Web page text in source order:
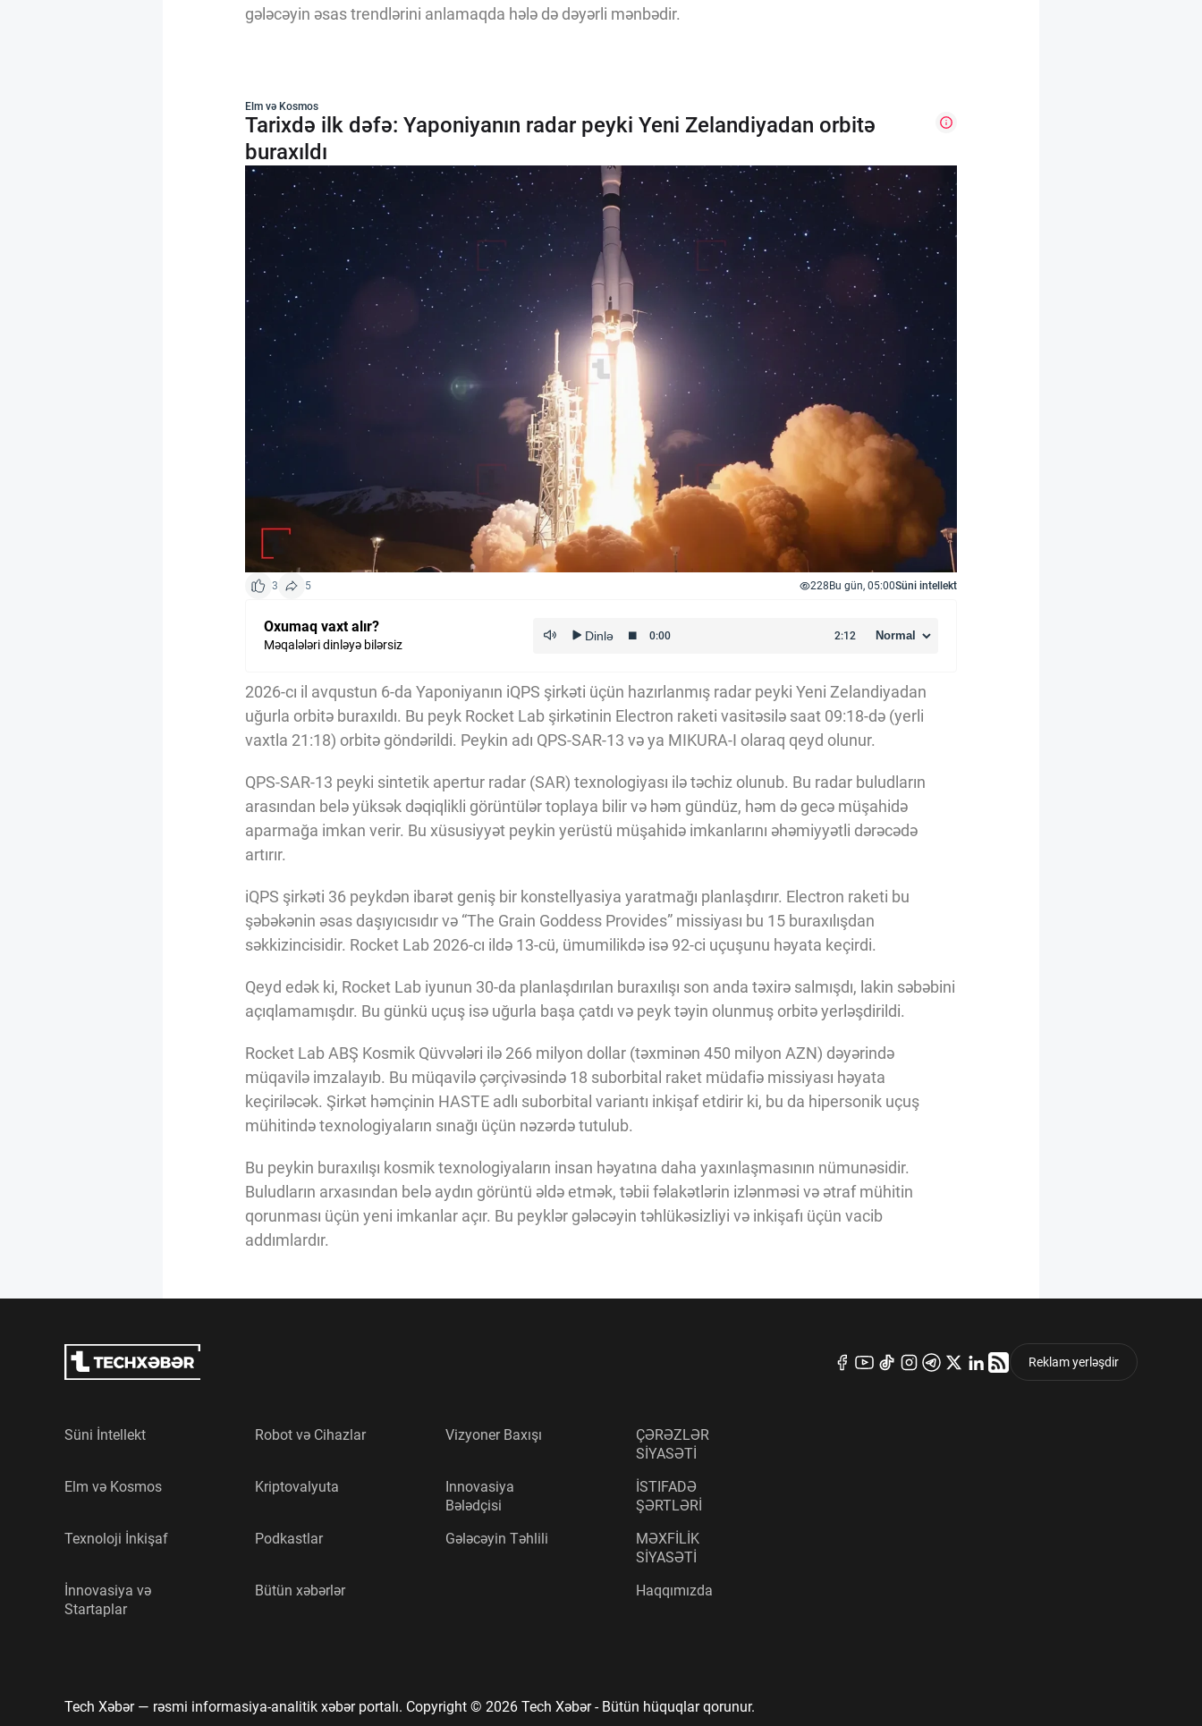
gələcəyin əsas trendlərini anlamaqda hələ də dəyərli mənbədir.
Elm və Kosmos
Tarixdə ilk dəfə: Yaponiyanın radar peyki Yeni Zelandiyadan orbitə
buraxıldı
3 5 228Bu gün, 05:00Süni intellekt
Oxumaq vaxt alır?
Məqalələri dinləyə bilərsiz
2026-cı il avqustun 6-da Yaponiyanın iQPS şirkəti üçün hazırlanmış radar peyki Yeni Zelandiyadan
uğurla orbitə buraxıldı. Bu peyk Rocket Lab şirkətinin Electron raketi vasitəsilə saat 09:18-də (yerli
vaxtla 21:18) orbitə göndərildi. Peykin adı QPS-SAR-13 və ya MIKURA-I olaraq qeyd olunur.
QPS-SAR-13 peyki sintetik apertur radar (SAR) texnologiyası ilə təchiz olunub. Bu radar buludların
arasından belə yüksək dəqiqlikli görüntülər toplaya bilir və həm gündüz, həm də gecə müşahidə
aparmağa imkan verir. Bu xüsusiyyət peykin yerüstü müşahidə imkanlarını əhəmiyyətli dərəcədə
artırır.
iQPS şirkəti 36 peykdən ibarət geniş bir konstellyasiya yaratmağı planlaşdırır. Electron raketi bu
şəbəkənin əsas daşıyıcısıdır və “The Grain Goddess Provides” missiyası bu 15 buraxılışdan
səkkizincisidir. Rocket Lab 2026-cı ildə 13-cü, ümumilikdə isə 92-ci uçuşunu həyata keçirdi.
Qeyd edək ki, Rocket Lab iyunun 30-da planlaşdırılan buraxılışı son anda təxirə salmışdı, lakin səbəbini
açıqlamamışdır. Bu günkü uçuş isə uğurla başa çatdı və peyk təyin olunmuş orbitə yerləşdirildi.
Rocket Lab ABŞ Kosmik Qüvvələri ilə 266 milyon dollar (təxminən 450 milyon AZN) dəyərində
müqavilə imzalayıb. Bu müqavilə çərçivəsində 18 suborbital raket müdafiə missiyası həyata
keçiriləcək. Şirkət həmçinin HASTE adlı suborbital variantı inkişaf etdirir ki, bu da hipersonik uçuş
mühitində texnologiyaların sınağı üçün nəzərdə tutulub.
Bu peykin buraxılışı kosmik texnologiyaların insan həyatına daha yaxınlaşmasının nümunəsidir.
Buludların arxasından belə aydın görüntü əldə etmək, təbii fəlakətlərin izlənməsi və ətraf mühitin
qorunması üçün yeni imkanlar açır. Bu peyklər gələcəyin təhlükəsizliyi və inkişafı üçün vacib
addımlardır.
Reklam yerləşdir
Süni İntellekt
Elm və Kosmos
Texnoloji İnkişaf
İnnovasiya və
Startaplar
Robot və Cihazlar
Kriptovalyuta
Podkastlar
Bütün xəbərlər
Vizyoner Baxışı
Innovasiya
Bələdçisi
Gələcəyin Təhlili
ÇƏRƏZLƏR
SİYASƏTİ
İSTIFADƏ
ŞƏRTLƏRİ
MƏXFİLİK
SİYASƏTİ
Haqqımızda
Tech Xəbər— rəsmi informasiya-analitik xəbər portalı. Copyright © 2026 Tech Xəbər- Bütün hüquqlar qorunur.